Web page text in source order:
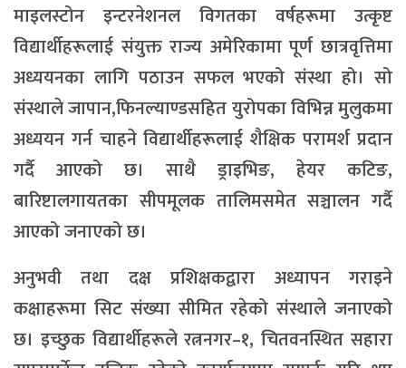
माइलस्टोन इन्टरनेशनल विगतका वर्षहरूमा उत्कृष्ट
विद्यार्थीहरूलाई संयुक्त राज्य अमेरिकामा पूर्ण छात्रवृत्तिमा
अध्ययनका लागि पठाउन सफल भएको संस्था हो। सो
संस्थाले जापान,फिनल्याण्डसहित युरोपका विभिन्न मुलुकमा
अध्ययन गर्न चाहने विद्यार्थीहरूलाई शैक्षिक परामर्श प्रदान
गर्दै आएको छ। साथै ड्राइभिङ, हेयर कटिङ,
बारिष्टालगायतका सीपमूलक तालिमसमेत सञ्चालन गर्दै
आएको जनाएको छ।
अनुभवी तथा दक्ष प्रशिक्षकद्वारा अध्यापन गराइने
कक्षाहरूमा सिट संख्या सीमित रहेको संस्थाले जनाएको
छ। इच्छुक विद्यार्थीहरूले रत्ननगर–१, चितवनस्थित सहारा